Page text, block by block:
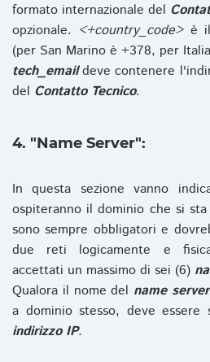
formato internazionale del
opzionale. <+country_code>è il
(per San Marino è +378, per
tech_emaildeve contenere
del Contatto Tecnico.
4. "Name Server":
In questa sezione vanno
ospiteranno il dominio che si
sono sempre obbligatori e
due reti logicamente e
accettati un massimo di sei (6)
Qualora il nome del name server
a dominio stesso, deve essere
indirizzo IP.